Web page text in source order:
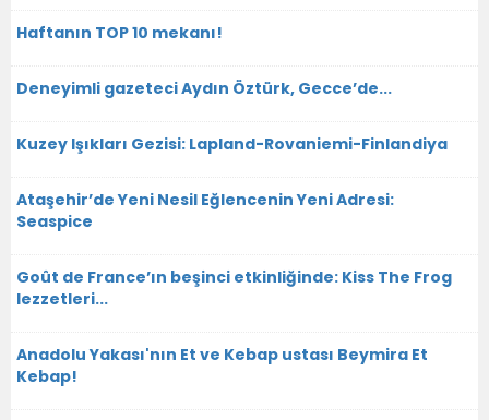
Haftanın TOP 10 mekanı!
Deneyimli gazeteci Aydın Öztürk, Gecce’de...
Kuzey Işıkları Gezisi: Lapland-Rovaniemi-Finlandiya
Ataşehir’de Yeni Nesil Eğlencenin Yeni Adresi:
Seaspice
Goût de France’ın beşinci etkinliğinde: Kiss The Frog
lezzetleri...
Anadolu Yakası'nın Et ve Kebap ustası Beymira Et
Kebap!